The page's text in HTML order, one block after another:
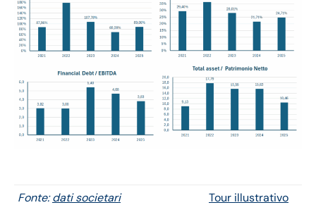
Fonte:dati societari Tour illustrativo